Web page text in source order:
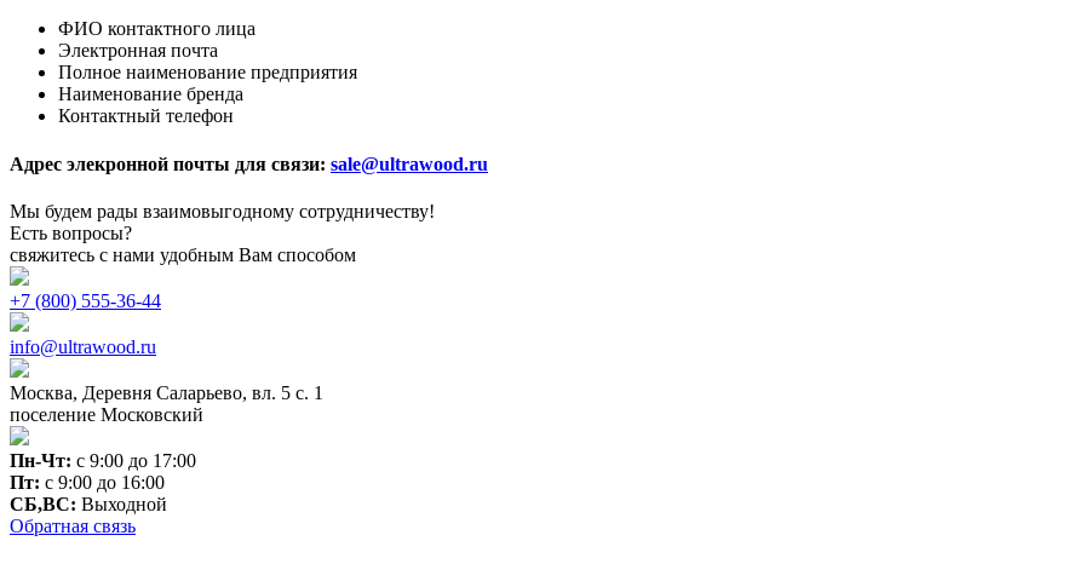
ФИО контактного лица
Электронная почта
Полное наименование предприятия
Наименование бренда
Контактный телефон
Адрес элекронной почты для связи: sale@ultrawood.ru
Мы будем рады взаимовыгодному сотрудничеству!
Есть вопросы?
свяжитесь с нами удобным Вам способом
+7 (800) 555-36-44
info@ultrawood.ru
Москва, Деревня Саларьево, вл. 5 с. 1
поселение Московский
Пн-Чт: с 9:00 до 17:00
Пт: с 9:00 до 16:00
СБ,ВС: Выходной
Обратная связь